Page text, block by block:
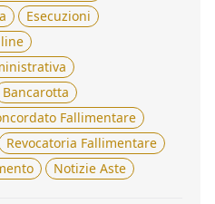
Esecuzioni
Bancarotta
Fallimentare
Revocatoria Fallimentare
Notizie Aste